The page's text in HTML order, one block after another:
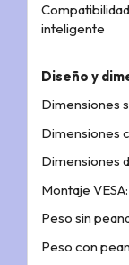
inteligente
Diseño y
Dimensiones
Dimensiones
Dimensiones
Montaje
Peso sin
Peso con